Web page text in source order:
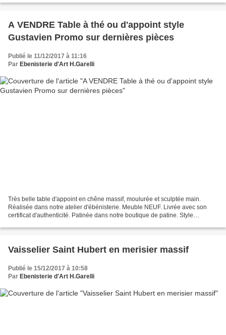
A VENDRE Table à thé ou d'appoint style
Gustavien Promo sur dernières pièces
Publié le 11/12/2017 à 11:16
Par Ebenisterie d'Art H.Garelli
Très belle table d'appoint en chêne massif, moulurée et sculptée main.
Réalisée dans notre atelier d'ébénisterie. Meuble NEUF. Livrée avec son
certificat d'authenticité. Patinée dans notre boutique de patine. Style
Vaisselier Saint Hubert en merisier massif
Publié le 15/12/2017 à 10:58
Par Ebenisterie d'Art H.Garelli